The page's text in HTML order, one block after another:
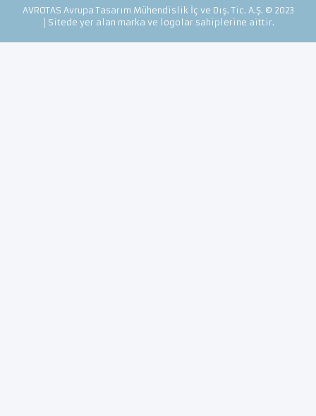
AVROTAS Avrupa Tasarım Mühendislik İç ve Dış. Tic. A.Ş. © 2023
│Sitede yer alan marka ve logolar sahiplerine aittir.